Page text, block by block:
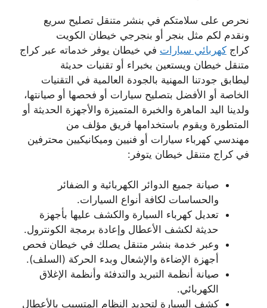
نحرص على سلامتكم في بنشر متنقل تصليح سريع
ونقدم لكم مثل بنجر أو بنجرجي خيطان الكويت
كراج كهربائي سيارات في خيطان يوفر خدماته عبر كراج
متنقل خيطان ويستعين بخبراء أو تقنيات حديثة
ليطابق جودتنا المهنية بالجودة العالمية في التقنيات
الخاصة أو الأفضل بتصليح سيارات أو فحصها أو صيانتها،
ولدينا اليد الماهرة والخبرة المتميزة والأجهزة الحديثة أو
المتطورة ويقوم باستخدامها فريق مؤلف من
مهندسي كهرباء سيارات أو فنيين وميكانيكيين محترفين
في كراج متنقل خيطان يتوفر:
صيانة جميع الدوائر الكهربائية و الضفائر
والحساسات لكافة أنواع السيارات.
تعديل كهرباء السيارة والكشف عليها بأجهزة
حديثة لكشف الأعطال وإعادة برمجة الكونترول.
وعبر خدمة بنشر متنقل يصلك في خيطان فحص
أجهزة الإضاءة والإشعال وبدء الحركة (السلف).
صيانة أنظمة التبريد والتدفئة وأنظمة الإغلاق
الكهربائي.
كشف السيارة لتحديد النظام المتسبب بالأعطال